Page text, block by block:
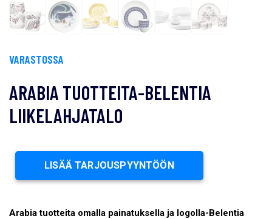
VARASTOSSA
ARABIA TUOTTEITA-BELENTIA
LIIKELAHJATALO
Arabia tuotteita omalla painatuksella ja logolla-Belentia
LISÄÄ TARJOUSPYYNTÖÖN